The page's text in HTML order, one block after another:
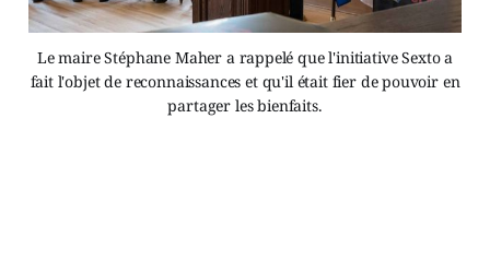
Le maire Stéphane Maher a rappelé que l'initiative Sexto a
fait l'objet de reconnaissances et qu'il était fier de pouvoir en
partager les bienfaits.